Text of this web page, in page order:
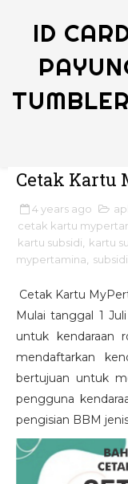
ID
Cetak Kartu
4 years ago
cetak kartu
kartu subsidi
kartu
mypertamina
Cetak Kartu
Mulai tanggal 1
untuk kendaraan
mendaftarkan
bertujuan untuk
pengguna
pengisian BBM